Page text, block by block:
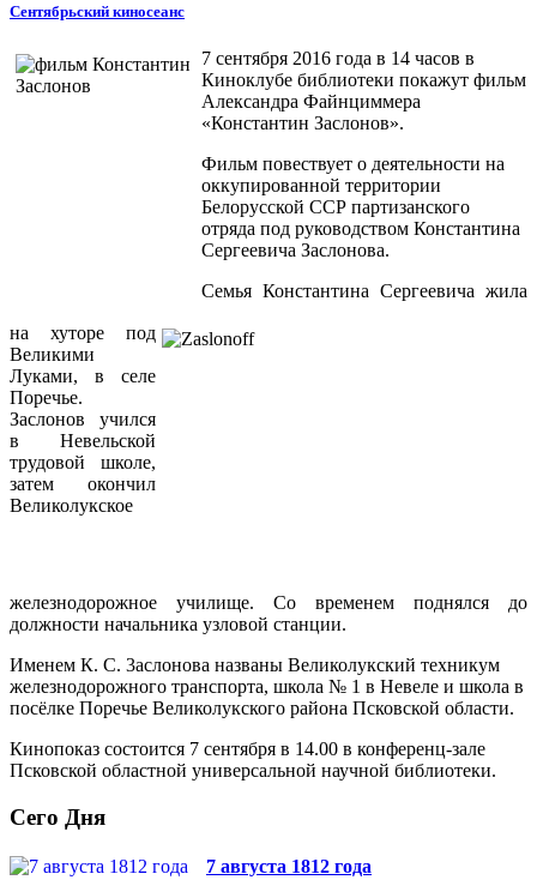
Сентябрьский киносеанс
7 сентября 2016 года в 14 часов в
Киноклубе библиотеки покажут фильм
Александра Файнциммера
«Константин Заслонов».
Фильм повествует о деятельности на
оккупированной территории
Белорусской ССР партизанского
отряда под руководством Константина
Сергеевича Заслонова.
Семья Константина Сергеевича жила
на хуторе под
Великими
Луками, в селе
Поречье.
Заслонов учился
в Невельской
трудовой школе,
затем окончил
Великолукское
железнодорожное училище. Со временем поднялся до
должности начальника узловой станции.
Именем К. С. 3аслонова названы Великолукский техникум
железнодорожного транспорта, школа № 1 в Невеле и школа в
посёлке Поречье Великолукского района Псковской области.
Кинопоказ состоится 7 сентября в 14.00 в конференц-зале
Псковской областной универсальной научной библиотеки.
Сего Дня
7 августа 1812 года